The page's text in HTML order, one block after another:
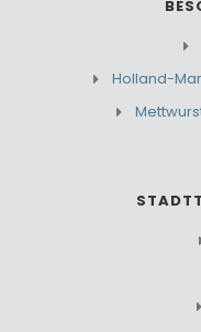
Holland-